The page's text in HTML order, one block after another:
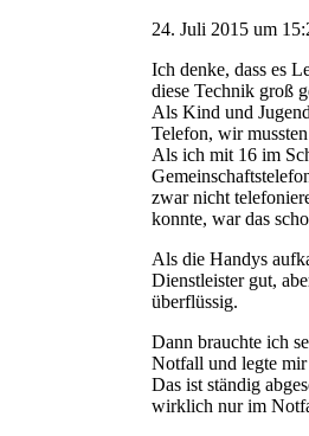
24. Juli 2015 um
Ich denke, dass es
diese Technik groß
Als Kind und
Telefon, wir
Als ich mit 16 im
zwar nicht
konnte, war das
Als die Handys
Dienstleister gut,
überflüssig.
Dann brauchte ich
Notfall und legte
Das ist ständig
wirklich nur im